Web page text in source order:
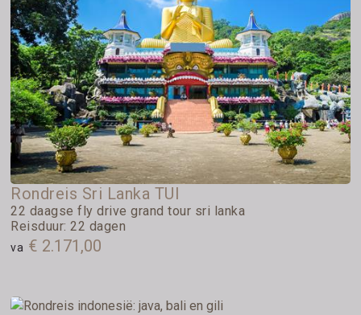
Rondreis Sri Lanka TUI
22 daagse fly drive grand tour sri lanka
Reisduur: 22 dagen
va € 2.171,00